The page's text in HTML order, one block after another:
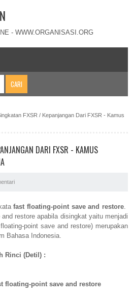
- WWW.ORGANISASI.ORG
FXSR / Kepanjangan Dari FXSR - Kamus
DARI FXSR - KAMUS
fast floating-point save and restore.
restore apabila disingkat yaitu menjadi
point save and restore) merupakan
Bahasa Indonesia.
Rinci (Detil) :
floating-point save and restore